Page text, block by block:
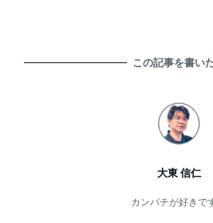
この記事を書い
大東 信仁
カンパチが好きで